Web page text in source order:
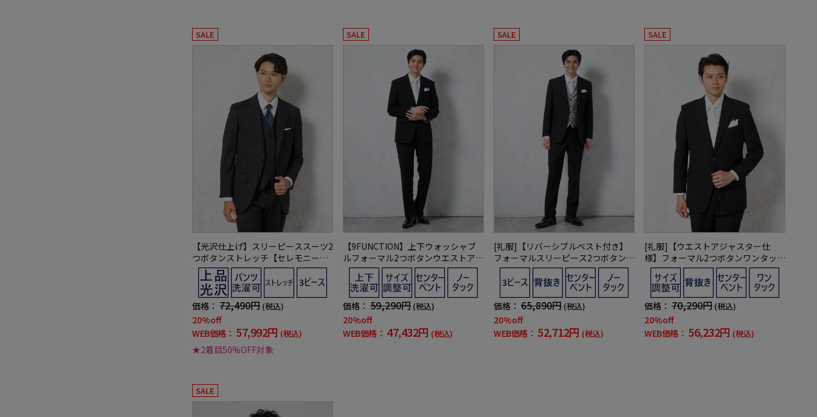
SALE
【光沢仕上げ】スリーピーススーツ2
つボタンストレッチ【セレモニー】
ブラックシャドウストライプYUMIKA
TSURA通年
価格： 72,490円 (税込)
20%off
WEB価格： 57,992円 (税込)
★2着目50%OFF対象
SALE
【9FUNCTION】上下ウォッシャブ
ルフォーマル2つボタンウエストアジ
ャスター仕様通年礼服【i-Formalア
イフォーマル】
価格： 59,290円 (税込)
20%off
WEB価格： 47,432円 (税込)
SALE
[礼服]【リバーシブルベスト付き】
フォーマルスリーピース2つボタンリ
バーシブルベストnero通年礼服【定
番】【スリムデザイン】
価格： 65,890円 (税込)
20%off
WEB価格： 52,712円 (税込)
SALE
[礼服]【ウエストアジャスター仕
様】フォーマル2つボタンワンタック
黒無地カンサイ・ヤマモト通年礼服
【定番】
価格： 70,290円 (税込)
20%off
WEB価格： 56,232円 (税込)
SALE